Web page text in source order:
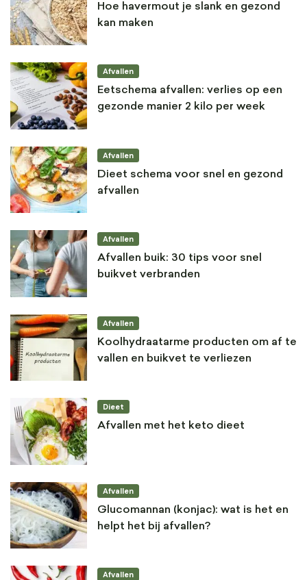
Hoe havermout je slank en gezond
kan maken
Afvallen
Eetschema afvallen: verlies op een
gezonde manier 2 kilo per week
Afvallen
Dieet schema voor snel en gezond
afvallen
Afvallen
Afvallen buik: 30 tips voor snel
buikvet verbranden
Afvallen
Koolhydraatarme producten om af te
vallen en buikvet te verliezen
Dieet
Afvallen met het keto dieet
Afvallen
Glucomannan (konjac): wat is het en
helpt het bij afvallen?
Afvallen